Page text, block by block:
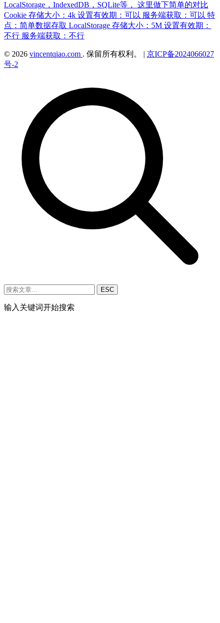
LocalStorage，IndexedDB，SQLite等， 这里做下简单的对比
Cookie 存储大小：4k 设置有效期：可以 服务端获取：可以 特
点：简单数据存取 LocalStorage 存储大小：5M 设置有效期：
不行 服务端获取：不行
© 2026 vincentqiao.com . 保留所有权利。 | 京ICP备2024066027
号-2
ESC
输入关键词开始搜索